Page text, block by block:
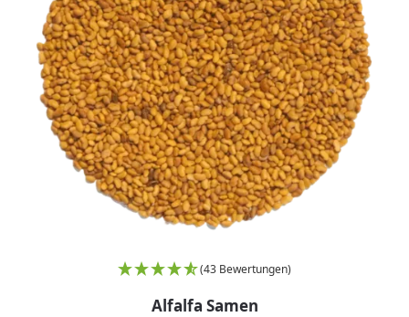
(43 Bewertungen)
Alfalfa Samen